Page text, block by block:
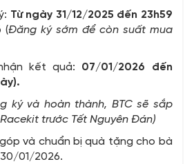
Từ ngày 31/12/2025 đến 23h59
(Đăng ký sớm để còn suất mua
kết quả: 07/01/2026 đến
ký và hoàn thành, BTC sẽ sắp
trước Tết Nguyên Đán)
và chuẩn bị quà tặng cho bà
01/2026.